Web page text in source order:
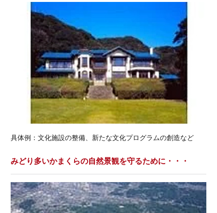
具体例：文化施設の整備、新たな文化プログラムの創造など
みどり多いかまくらの自然景観を守るために・・・